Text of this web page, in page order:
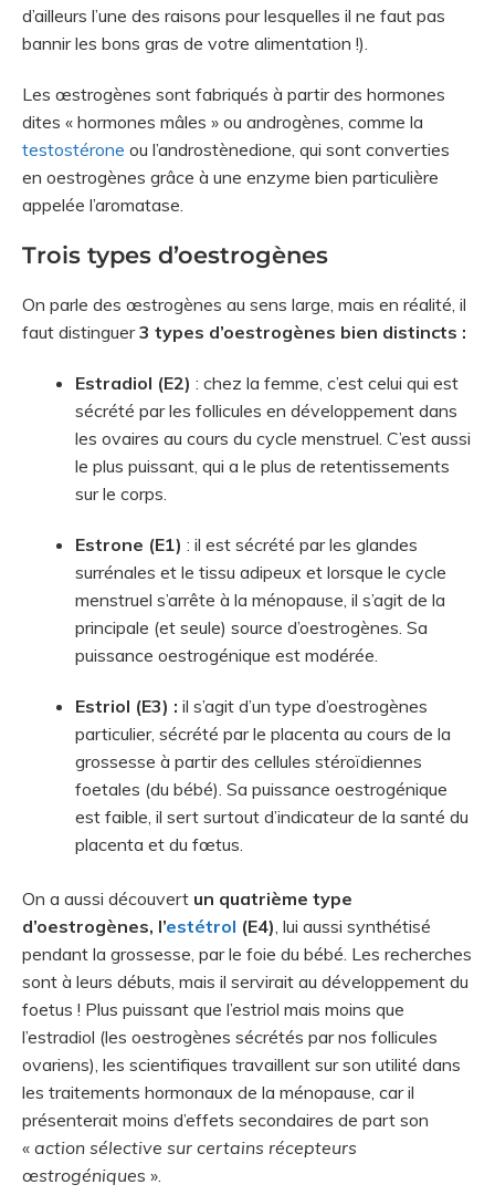
d’ailleurs l’une des raisons pour lesquelles il ne faut pas
bannir les bons gras de votre alimentation !).
Les œstrogènes sont fabriqués à partir des hormones
dites « hormones mâles » ou androgènes, comme la
testostérone ou l’androstènedione, qui sont converties
en oestrogènes grâce à une enzyme bien particulière
appelée l’aromatase.
Trois types d’oestrogènes
On parle des œstrogènes au sens large, mais en réalité, il
faut distinguer3 types d’oestrogènes bien distincts :
Estradiol (E2) : chez la femme, c’est celui qui est
sécrété par les follicules en développement dans
les ovaires au cours du cycle menstruel. C’est aussi
le plus puissant, qui a le plus de retentissements
sur le corps.
Estrone (E1) : il est sécrété par les glandes
surrénales et le tissu adipeux et lorsque le cycle
menstruel s’arrête à la ménopause, il s’agit de la
principale (et seule) source d’oestrogènes. Sa
puissance oestrogénique est modérée.
Estriol (E3) : il s’agit d’un type d’oestrogènes
particulier, sécrété par le placenta au cours de la
grossesse à partir des cellules stéroïdiennes
foetales (du bébé). Sa puissance oestrogénique
est faible, il sert surtout d’indicateur de la santé du
placenta et du fœtus.
On a aussi découvert un quatrième type
d’oestrogènes, l’estétrol (E4) , lui aussi synthétisé
pendant la grossesse, par le foie du bébé. Les recherches
sont à leurs débuts, mais il servirait au développement du
foetus ! Plus puissant que l’estriol mais moins que
l’estradiol (les oestrogènes sécrétés par nos follicules
ovariens), les scientifiques travaillent sur son utilité dans
les traitements hormonaux de la ménopause, car il
présenterait moins d’effets secondaires de part son
« action sélective sur certains récepteurs
œstrogéniques ».